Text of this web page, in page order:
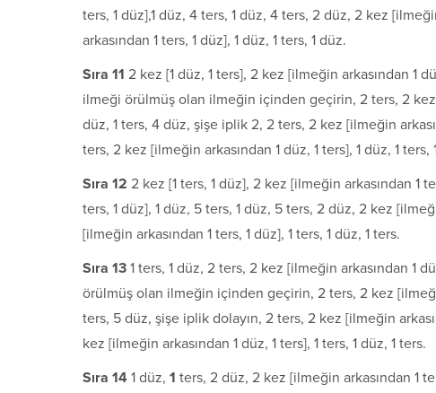
ters, 1 düz],1 düz, 4 ters, 1 düz, 4 ters, 2 düz, 2 kez
arkasından 1 ters, 1 düz], 1 düz, 1 ters, 1 düz.
Sıra 11 2 kez [1 düz, 1 ters], 2 kez [ilmeğin arkasından 1
ilmeği örülmüş olan ilmeğin içinden geçirin, 2 ters, 2 kez
düz, 1 ters, 4 düz, şişe iplik 2, 2 ters, 2 kez [ilmeğin
ters, 2 kez [ilmeğin arkasından 1 düz, 1 ters], 1 düz, 1 ters,
Sıra 12 2 kez [1 ters, 1 düz], 2 kez [ilmeğin arkasından 1
ters, 1 düz], 1 düz, 5 ters, 1 düz, 5 ters, 2 düz, 2 kez
[ilmeğin arkasından 1 ters, 1 düz], 1 ters, 1 düz, 1 ters.
Sıra 13 1 ters, 1 düz, 2 ters, 2 kez [ilmeğin arkasından 1
örülmüş olan ilmeğin içinden geçirin, 2 ters, 2 kez
ters, 5 düz, şişe iplik dolayın, 2 ters, 2 kez [ilmeğin
kez [ilmeğin arkasından 1 düz, 1 ters], 1 ters, 1 düz, 1 ters.
Sıra 14 1 düz, 1 ters, 2 düz, 2 kez [ilmeğin arkasından 1